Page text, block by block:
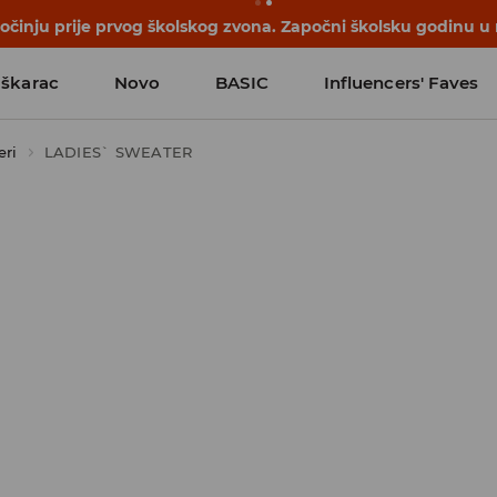
prije prvog školskog zvona. Započni školsku godinu
Novo BASIC Influencers' Faves
LADIES` SWEATER